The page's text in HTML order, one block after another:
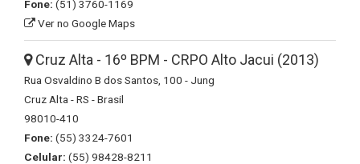
Fone: (51) 3760-1169
Ver no Google Maps
Cruz Alta - 16º BPM - CRPO Alto Jacui (2013)
Rua Osvaldino B dos Santos, 100 - Jung
Cruz Alta - RS - Brasil
98010-410
Fone: (55) 3324-7601
Celular: (55) 98428-8211